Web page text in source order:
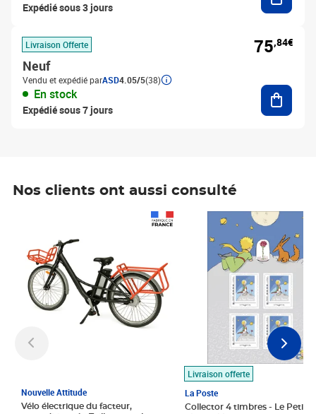
Expédié sous 3 jours
Livraison Offerte
Neuf
Vendu et expédié parASD4.05/5(38)
En stock
Expédié sous 7 jours
75,84€
Nos clients ont aussi consulté
Nouvelle Attitude
Vélo électrique du facteur,
Livraison offerte
La Poste
Collector 4 timbres - Le Petit
Prix 7,50€